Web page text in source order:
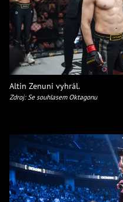
Altin Zenuni vyhrál.
Zdroj: Se souhlasem Oktagonu